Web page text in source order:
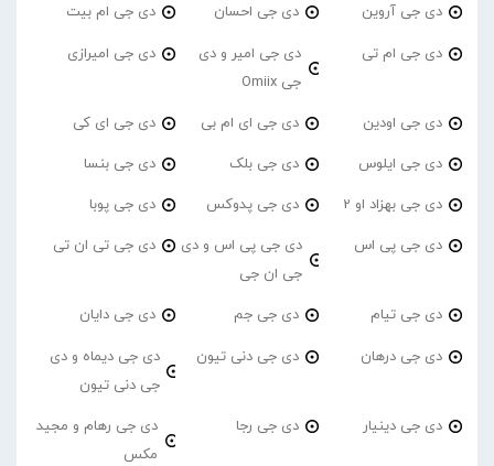
دی جی آروین دی جی احسان دی جی ام بیت
دی جی ام تی
دی جی امیر و دی
جی Omiix
دی جی امیرازی
دی جی اودین دی جی ای ام بی دی جی ای کی
دی جی ایلوس دی جی بلک دی جی بنسا
دی جی بهزاد او 2 دی جی پدوکس دی جی پوبا
دی جی پی اس
دی جی پی اس و دی
جی ان جی
دی جی تی ان تی
دی جی تیام دی جی جم دی جی دایان
دی جی درهان دی جی دنی تیون
دی جی دیماه و دی
جی دنی تیون
دی جی دینیار دی جی رجا
دی جی رهام و مجید
مکس